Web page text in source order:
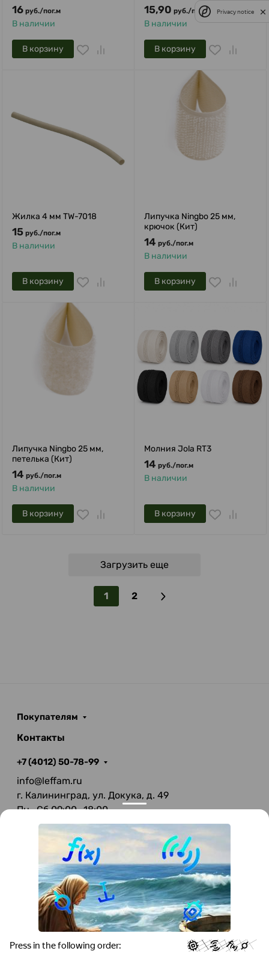
16 руб./пог.м
В наличии
В корзину
15,90 руб./пог.м
В наличии
В корзину
Жилка 4 мм TW-7018
15 руб./пог.м
В наличии
В корзину
Липучка Ningbo 25 мм,
крючок (Кит)
14 руб./пог.м
В наличии
В корзину
Липучка Ningbo 25 мм,
петелька (Кит)
14 руб./пог.м
В наличии
В корзину
Молния Jola RT3
14 руб./пог.м
В наличии
В корзину
Загрузить еще
1 2
Покупателям
Контакты
+7 (4012) 50-78-99
info@leffam.ru
г. Калининград, ул. Докука, д. 49
Пн—Сб 09:00—18:00
Вс—Выходной
© 2026 LeFFAM — материалы для качественной
мягкой мебели
Получение и обработка персональных данных происходит в
соответствии с Федеральным законом от 27.07.2006 года №152-ФЗ
Политикой конфиденциальности
Все права защищены. Использование информации с сайта без
Privacy notice